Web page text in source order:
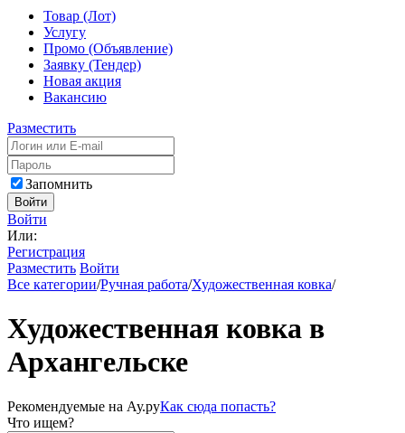
Товар (Лот)
Услугу
Промо (Объявление)
Заявку (Тендер)
Новая акция
Вакансию
Разместить
Запомнить
Войти
Войти
Или:
Регистрация
Разместить Войти
Все категории/Ручная работа/Художественная ковка/
Художественная ковка в
Архангельске
Рекомендуемые на Ау.руКак сюда попасть?
Что ищем?